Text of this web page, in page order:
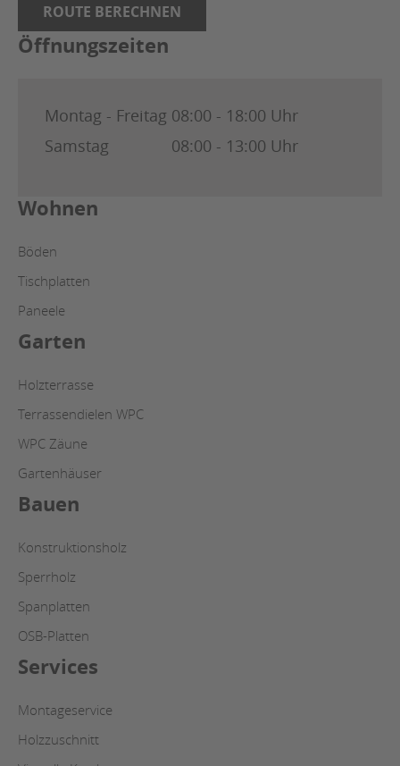
ROUTE BERECHNEN
Öffnungszeiten
Montag - Freitag 08:00 - 18:00 Uhr
Samstag
08:00 - 13:00 Uhr
Wohnen
Böden
Tischplatten
Paneele
Garten
Holzterrasse
Terrassendielen WPC
WPC Zäune
Gartenhäuser
Bauen
Konstruktionsholz
Sperrholz
Spanplatten
OSB-Platten
Services
Montageservice
Holzzuschnitt